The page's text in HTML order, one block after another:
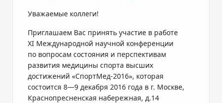
Уважаемые коллеги!
Приглашаем Вас принять участие в работе
XI Международной научной конференции
по вопросам состояния и перспективам
развития медицины спорта высших
достижений «СпортМед-2016», которая
состоится 8—9 декабря 2016 года в г. Москве,
Краснопресненская набережная, д.14